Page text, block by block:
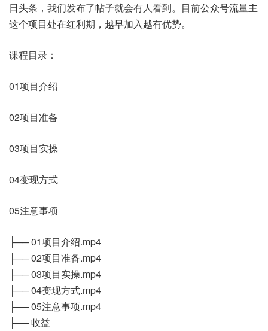
日头条，我们发布了帖子就会有人看到。目前公众号流量主
这个项目处在红利期，越早加入越有优势。
课程目录：
01项目介绍
02项目准备
03项目实操
04变现方式
05注意事项
├── 01项目介绍.mp4
├── 02项目准备.mp4
├── 03项目实操.mp4
├── 04变现方式.mp4
├── 05注意事项.mp4
├── 收益